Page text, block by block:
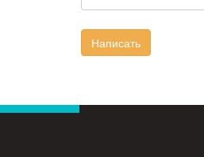
Написать